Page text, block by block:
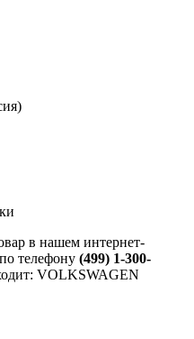
в нашем интернет-
телефону (499) 1-300-
VOLKSWAGEN